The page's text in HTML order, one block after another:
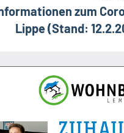
zum
Lippe (Stand: